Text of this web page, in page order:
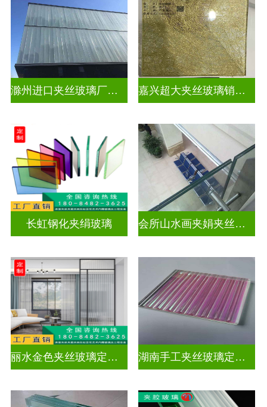
滁州进口夹丝玻璃厂电话 嘉兴超大夹丝玻璃销售公司
长虹钢化夹绢玻璃 会所山水画夹娟夹丝玻璃
丽水金色夹丝玻璃定制电话 湖南手工夹丝玻璃定制工厂